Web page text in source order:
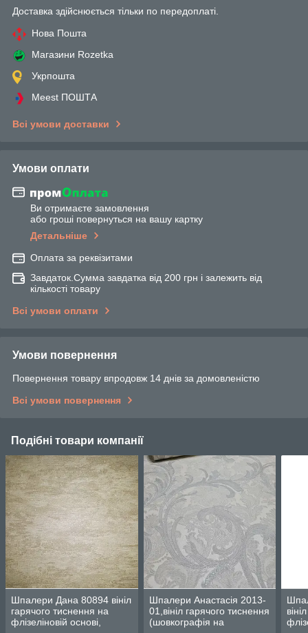
Доставка здійснюється тільки по передоплаті.
Нова Пошта
Магазини Rozetka
Укрпошта
Meest ПОШТА
Всі умови доставки
Умови оплати
Ви отримаєте замовлення
або гроші повернуться на вашу картку
Детальніше
Оплата за реквізитами
Завдаток.Сумма завдатка від 200 грн і залежить від
кількості товару
Всі умови оплати
Умови повернення
Повернення товару впродовж 14 днів за домовленістю
Всі умови повернення
Подібні товари компанії
Шпалери Дана 80894 вініл
гарячого тиснення на
флізеліновій основі,
Шпалери Анастасія 2013-
01,вініл гарячого тиснення
(шовкографія на